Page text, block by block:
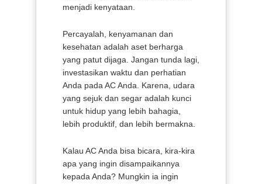
menjadi kenyataan.
Percayalah, kenyamanan dan
kesehatan adalah aset berharga
yang patut dijaga. Jangan tunda lagi,
investasikan waktu dan perhatian
Anda pada AC Anda. Karena, udara
yang sejuk dan segar adalah kunci
untuk hidup yang lebih bahagia,
lebih produktif, dan lebih bermakna.
Kalau AC Anda bisa bicara, kira-kira
apa yang ingin disampaikannya
kepada Anda? Mungkin ia ingin